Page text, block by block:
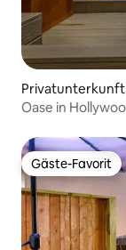
Privatunterkunft
Oase in
Gäste-Favorit
Gäste-Favorit